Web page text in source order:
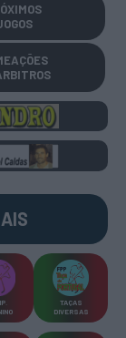
TAÇAS
DIVERSAS